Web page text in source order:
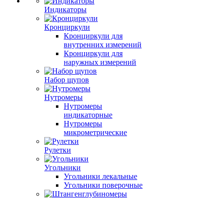
Индикаторы
Кронциркули
Кронциркули для
внутренних измерений
Кронциркули для
наружных измерений
Набор щупов
Нутромеры
Нутромеры
индикаторные
Нутромеры
микрометрические
Рулетки
Угольники
Угольники лекальные
Угольники поверочные